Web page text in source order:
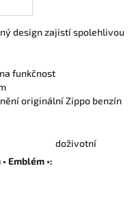
design zajistí spolehlivou
funkčnost
originální Zippo benzín
doživotní
Emblém •: